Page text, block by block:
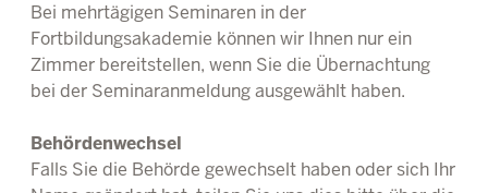
Bei mehrtägigen Seminaren in der
Fortbildungsakademie können wir Ihnen nur ein
Zimmer bereitstellen, wenn Sie die Übernachtung
bei der Seminaranmeldung ausgewählt haben.
Behördenwechsel
Falls Sie die Behörde gewechselt haben oder sich Ihr